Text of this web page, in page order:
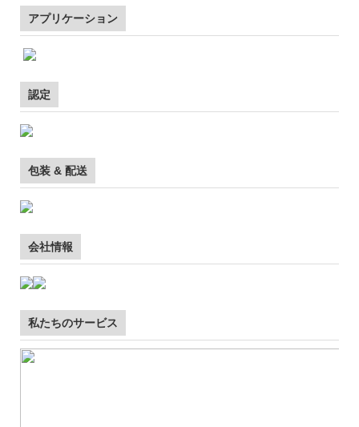
アプリケーション
認定
包装 & 配送
会社情報
私たちのサービス